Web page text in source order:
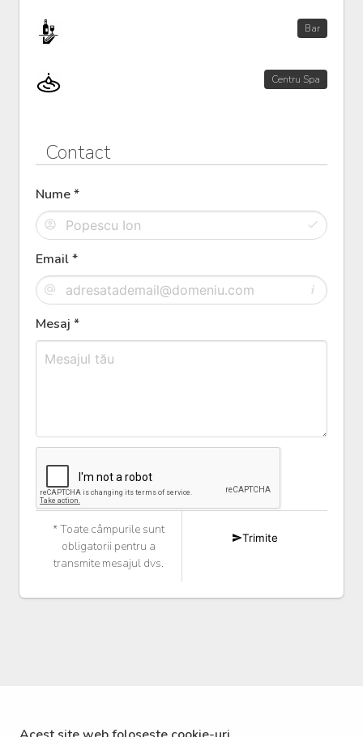
Bar
Centru Spa
Contact
Nume *
Email *
Mesaj *
* Toate câmpurile sunt
obligatorii pentru a
transmite mesajul dvs.
Trimite